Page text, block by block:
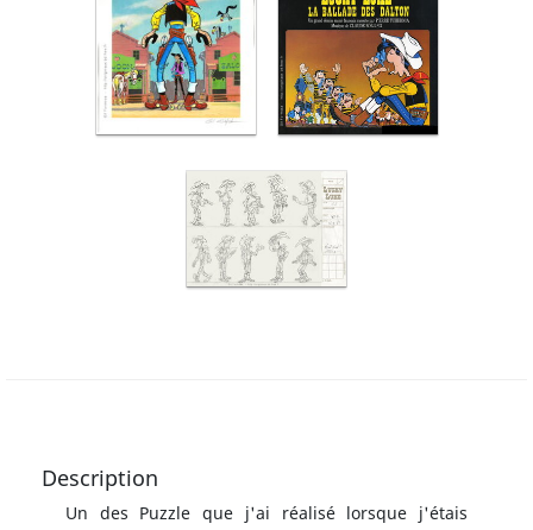
Description
Un des Puzzle que j'ai réalisé lorsque j'étais